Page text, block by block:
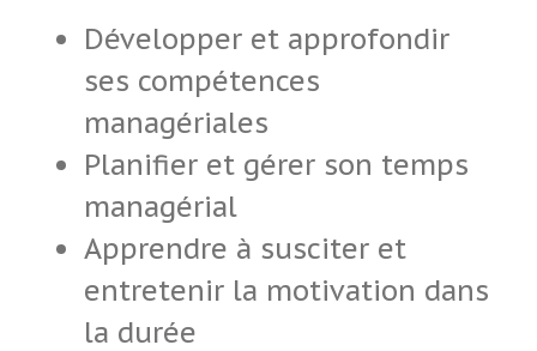
Développer et approfondir
ses compétences
managériales
Planifier et gérer son temps
managérial
Apprendre à susciter et
entretenir la motivation dans
la durée